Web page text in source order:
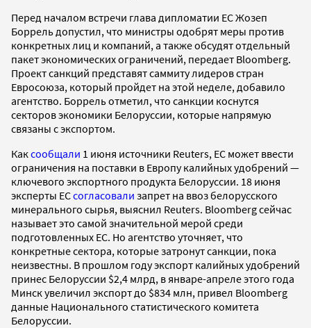
Перед началом встречи глава дипломатии ЕС Жозеп
Боррель допустил, что министры одобрят меры против
конкретных лиц и компаний, а также обсудят отдельный
пакет экономических ограничений, передает Bloomberg.
Проект санкций представят саммиту лидеров стран
Евросоюза, который пройдет на этой неделе, добавило
агентство. Боррель отметил, что санкции коснутся
секторов экономики Белоруссии, которые напрямую
связаны с экспортом.
Каксообщали 1 июня источники Reuters, ЕС может ввести
ограничения на поставки в Европу калийных удобрений —
ключевого экспортного продукта Белоруссии. 18 июня
эксперты ЕСсогласовали запрет на ввоз белорусского
минерального сырья, выяснил Reuters. Bloomberg сейчас
называет это самой значительной мерой среди
подготовленных ЕС. Но агентство уточняет, что
конкретные сектора, которые затронут санкции, пока
неизвестны. В прошлом году экспорт калийных удобрений
принес Белоруссии $2,4 млрд, в январе-апреле этого года
Минск увеличил экспорт до $834 млн, привел Bloomberg
данные Национального статистического комитета
Белоруссии.